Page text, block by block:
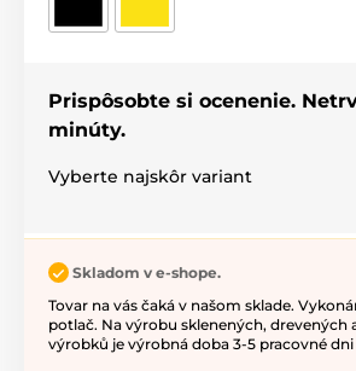
Prispôsobte si ocenenie.
minúty.
Vyberte najskôr variant
Skladom v e-shope.
Tovar na vás čaká v našom sklade.
potlač. Na výrobu sklenených, drevených
výrobků je výrobná doba 3-5 pracovné dni